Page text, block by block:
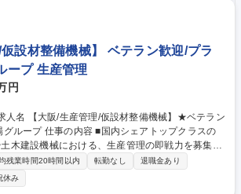
す。 ■将来は所長としてメンバーのマネジメント
ります。様々なリニューアル工事に取り組む為最
です。案件規模に合わせ最適な人員を算出するだ
踏まえプロセスを見直す等、日々PDCAサイクル
種 【建築施工管理】大林組1
を貴方の手で～
仮設材整備機械】 ベテラン歓迎/プラ
ープ 生産管理
円
ェアトップクラスの
木建設機械における、生産管理の即戦力を募集。
程管理、完成品動作確認など、これまでの経験に
管理、最終的
、生産管理の一連の業務をお任せします。扱う製
残業時間20時間以内 転勤なし
退職金あり
休み